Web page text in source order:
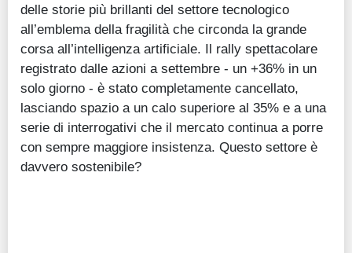
delle storie più brillanti del settore tecnologico
all’emblema della fragilità che circonda la grande
corsa all’intelligenza artificiale. Il rally spettacolare
registrato dalle azioni a settembre - un +36% in un
solo giorno - è stato completamente cancellato,
lasciando spazio a un calo superiore al 35% e a una
serie di interrogativi che il mercato continua a porre
con sempre maggiore insistenza. Questo settore è
davvero sostenibile?